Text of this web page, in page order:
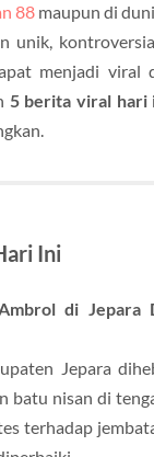
88maupun di
unik,
menjadi viral
5 berita viral hari
Ini
di Jepara
Jepara
batu nisan di
terhadap